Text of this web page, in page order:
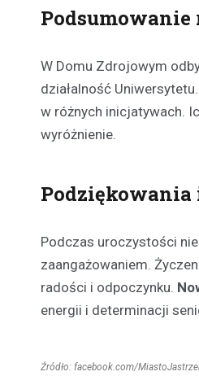
Podsumowanie
W Domu Zdrojowym
działalność
w różnych inicjatywach.
wyróżnienie.
Podziękowania
Podczas uroczystości nie
zaangażowaniem.
radości i odpoczynku.
energii i determinacji
Źródło: facebook.com/